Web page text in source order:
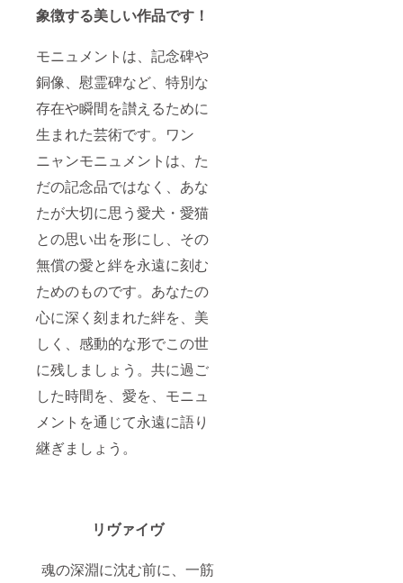
象徴する美しい作品です！
モニュメントは、記念碑や
銅像、慰霊碑など、特別な
存在や瞬間を讃えるために
生まれた芸術です。ワン
ニャンモニュメントは、た
だの記念品ではなく、あな
たが大切に思う愛犬・愛猫
との思い出を形にし、その
無償の愛と絆を永遠に刻む
ためのものです。あなたの
心に深く刻まれた絆を、美
しく、感動的な形でこの世
に残しましょう。共に過ご
した時間を、愛を、モニュ
メントを通じて永遠に語り
継ぎましょう。
リヴァイヴ
魂の深淵に沈む前に、一筋